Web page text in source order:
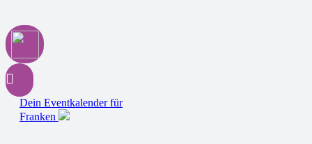
Dein Eventkalender für
Franken